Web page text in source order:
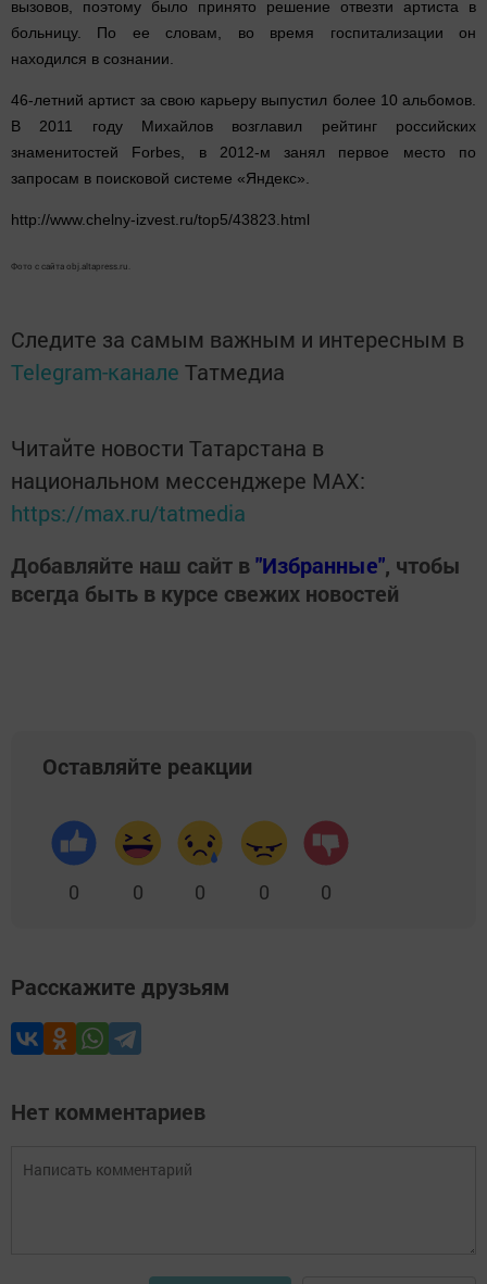
вызовов, поэтому было принято решение отвезти артиста в
больницу. По ее словам, во время госпитализации он
находился в сознании.
46-летний артист за свою карьеру выпустил более 10 альбомов.
В 2011 году Михайлов возглавил рейтинг российских
знаменитостей Forbes, в 2012-м занял первое место по
запросам в поисковой системе «Яндекс».
http://www.chelny-izvest.ru/top5/43823.html
Фото с сайта obj.altapress.ru.
Следите за самым важным и интересным в
Telegram-канале Татмедиа
Читайте новости Татарстана в
национальном мессенджере MАХ:
https://max.ru/tatmedia
Добавляйте наш сайт в"Избранные", чтобы
всегда быть в курсе свежих новостей
Оставляйте реакции
0 0 0 0 0
Расскажите друзьям
Нет комментариев